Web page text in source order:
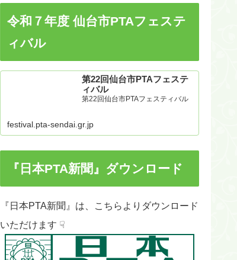
令和７年度 仙台市PTAフェステ
ィバル
第22回仙台市PTAフェステ
ィバル
第22回仙台市PTAフェスティバル
festival.pta-sendai.gr.jp
『日本PTA新聞』ダウンロード
『日本PTA新聞』は、こちらよりダウンロード
いただけます ☟